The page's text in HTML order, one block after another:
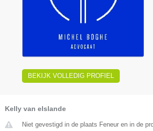
BEKIJK VOLLEDIG PROFIEL
Kelly van elslande
Niet gevestigd in de plaats Feneur en in de